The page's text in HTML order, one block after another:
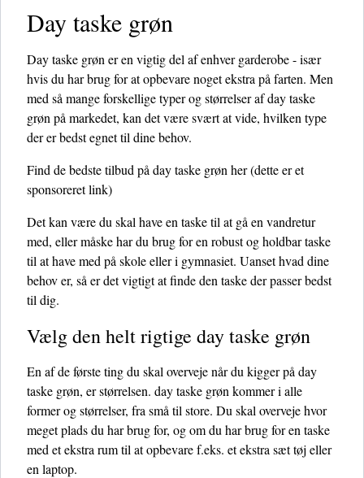
Day taske grøn
Day taske grøn er en vigtig del af enhver garderobe - især
hvis du har brug for at opbevare noget ekstra på farten. Men
med så mange forskellige typer og størrelser af day taske
grøn på markedet, kan det være svært at vide, hvilken type
der er bedst egnet til dine behov.
Find de bedste tilbud på day taske grøn her(dette er et
sponsoreret link)
Det kan være du skal have en taske til at gå en vandretur
med, eller måske har du brug for en robust og holdbar taske
til at have med på skole eller i gymnasiet. Uanset hvad dine
behov er, så er det vigtigt at finde den taske der passer bedst
til dig.
Vælg den helt rigtige day taske grøn
En af de første ting du skal overveje når du kigger på day
taske grøn, er størrelsen. day taske grøn kommer i alle
former og størrelser, fra små til store. Du skal overveje hvor
meget plads du har brug for, og om du har brug for en taske
med et ekstra rum til at opbevare f.eks. et ekstra sæt tøj eller
en laptop.